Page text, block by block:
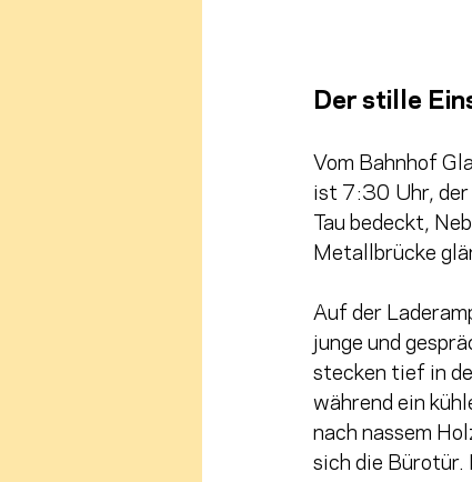
Der stille
Vom Bahnhof
ist 7:30 Uhr, der
Tau bedeckt,
Metallbrücke
Auf der
junge und
stecken tief in
während ein
nach nassem
sich die Bürotür.